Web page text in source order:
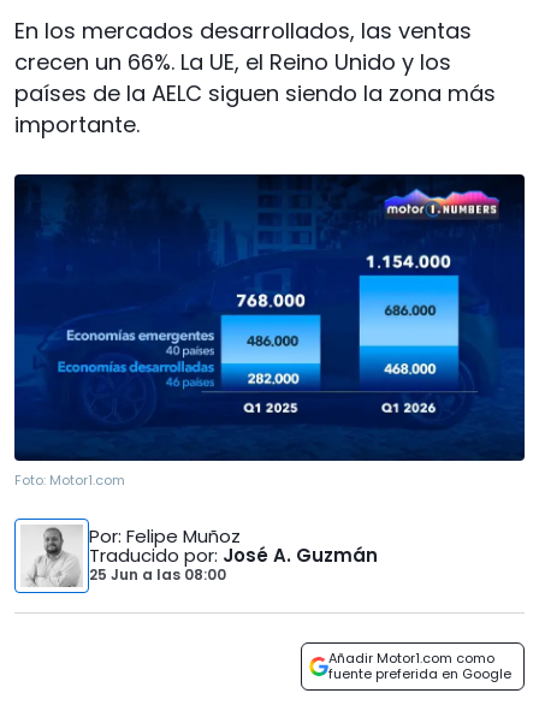
En los mercados desarrollados, las ventas
crecen un 66%. La UE, el Reino Unido y los
países de la AELC siguen siendo la zona más
importante.
Foto: Motor1.com
Por: Felipe Muñoz
Traducido por: José A. Guzmán
25 Jun a las 08:00
Añadir Motor1.com como
fuente preferida en Google